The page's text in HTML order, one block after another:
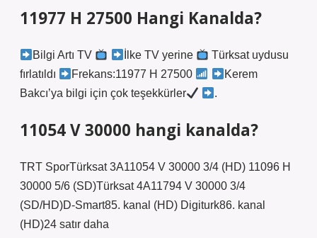
11977 H 27500 Hangi Kanalda?
Bilgi Artı TV İlke TV yerine
Türksat uydusu
fırlatıldı
Frekans:11977 H 27500
Kerem
Bakcı’ya bilgi için çok teşekkürler
.
11054 V 30000 hangi kanalda?
TRT SporTürksat 3A11054 V 30000 3/4 (HD) 11096 H
30000 5/6 (SD)Türksat 4A11794 V 30000 3/4
(SD/HD)D-Smart85. kanal (HD) Digiturk86. kanal
(HD)24 satır daha